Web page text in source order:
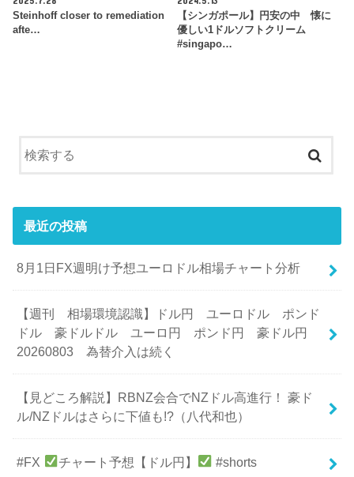
Steinhoff closer to remediation
afte…
【シンガポール】円安の中 懐に
優しい1ドルソフトクリーム
#singapo…
最近の投稿
8月1日FX週明け予想ユーロドル相場チャート分析
【週刊 相場環境認識】ドル円 ユーロドル ポンド
ドル 豪ドルドル ユーロ円 ポンド円 豪ドル円
20260803 為替介入は続く
【見どころ解説】RBNZ会合でNZドル高進行！ 豪ド
ル/NZドルはさらに下値も!?（八代和也）
#FX チャート予想【ドル円】 #shorts